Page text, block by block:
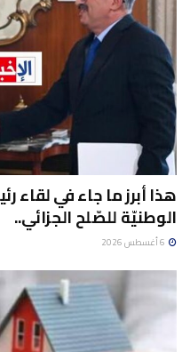
هذا أبرز ما جاء في لقاء
الوطنيّة للصّلح الجزائي..